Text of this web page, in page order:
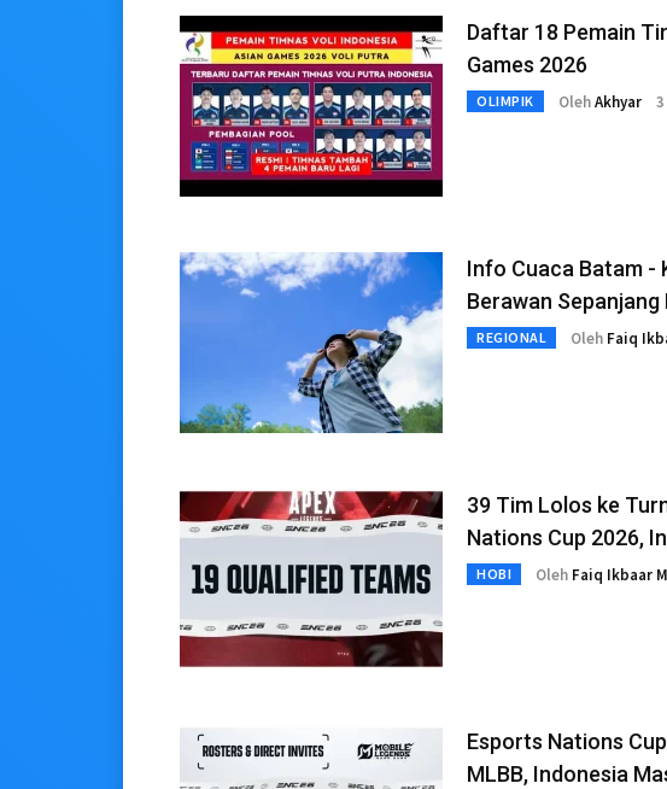
Daftar 18 Pemain
Games 2026
OLIMPIK OlehAkhyar
Info Cuaca Batam -
Berawan Sepanjang
REGIONAL Oleh Faiq
39 Tim Lolos ke
Nations Cup 2026,
HOBI Oleh Faiq Ikbaar
Esports Nations
MLBB, Indonesia